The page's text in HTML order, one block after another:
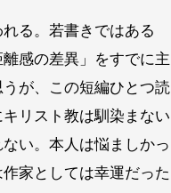
る。若書きではある
感の差異」をすでに主
が、この短編ひとつ読
リスト教は馴染まない
い。本人は悩ましかっ
家としては幸運だった